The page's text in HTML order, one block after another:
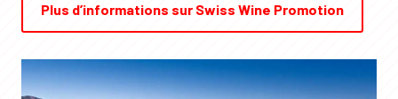
Plus d’informations sur Swiss Wine Promotion